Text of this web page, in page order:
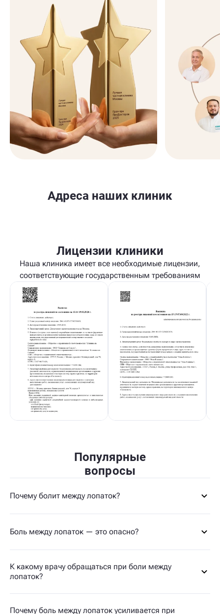
Адреса наших клиник
Лицензии клиники
Наша клиника имеет все необходимые лицензии,
соответствующие государственным требованиям
Популярные
вопросы
Почему болит между лопаток?
Боль между лопаток — это опасно?
К какому врачу обращаться при боли между
лопаток?
Почему боль между лопаток усиливается при